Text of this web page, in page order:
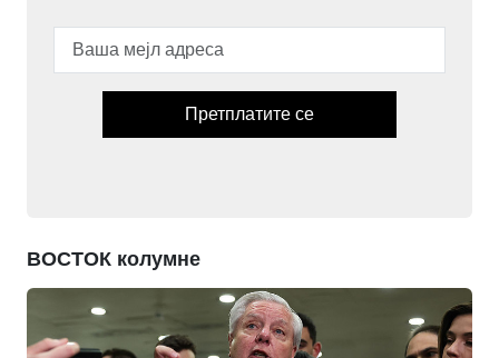
Претплатите се
ВОСТОК колумне